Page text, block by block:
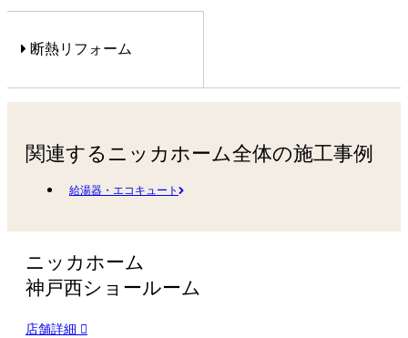
断熱リフォーム
関連するニッカホーム全体の施工事例
給湯器・エコキュート
ニッカホーム
神戸西ショールーム
店舗詳細